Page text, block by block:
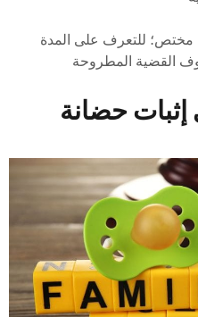
مختص؛ للتعرف على المدة
حضانة